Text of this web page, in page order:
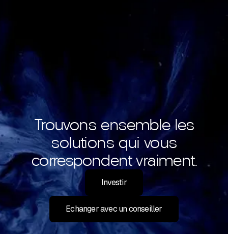
Trouvons ensemble les
solutions qui vous
correspondent vraiment.
Investir
Echanger avec un conseiller